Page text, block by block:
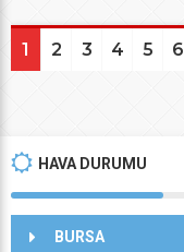
1 2 3 4 5 6
HAVA DURUMU
BURSA